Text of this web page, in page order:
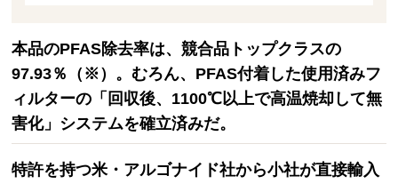
本品のPFAS除去率は、競合品トップクラスの
97.93％（※）。むろん、PFAS付着した使用済みフ
ィルターの「回収後、1100℃以上で高温焼却して無
害化」システムを確立済みだ。
特許を持つ米・アルゴナイド社から小社が直接輸入